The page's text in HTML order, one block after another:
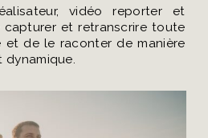
vidéo reporter et
capturer et retranscrire toute
et de le raconter de manière
dynamique.